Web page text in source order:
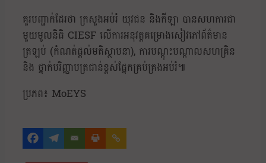
គួរបញ្ជាក់ដែរថា ក្រសួងអប់រំ យុវជន និងកីឡា បានសហការជា
មួយមូលនិធិ CIESF លើការអនុវត្តគម្រោងសៀវភៅព័ត៌មាន
ត្រឡប់ (កំណត់ផ្តល់មតិស្ថាបនា), ការបណ្ដុះបណ្តាលសហគ្រិន
និង ថ្នាក់បរិញ្ញាបត្រជាន់ខ្ពស់ផ្នែកគ្រប់គ្រងអប់រំ៕
ប្រភព៖ MoEYS